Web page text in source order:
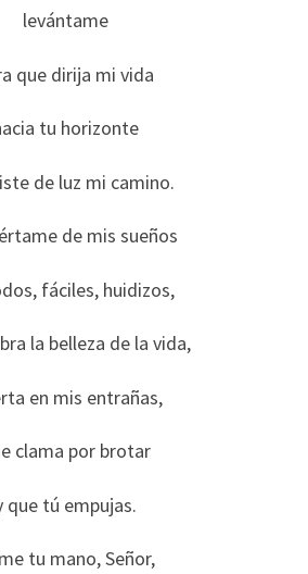
levántame
que dirija mi vida
tu horizonte
de luz mi camino.
de mis sueños
fáciles, huidizos,
la belleza de la vida,
en mis entrañas,
clama por brotar
que tú empujas.
tu mano, Señor,